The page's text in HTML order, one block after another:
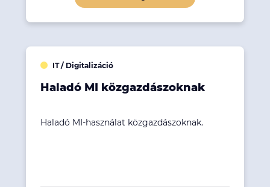
IT / Digitalizáció
Haladó MI közgazdászoknak
Haladó MI-használat közgazdászoknak.